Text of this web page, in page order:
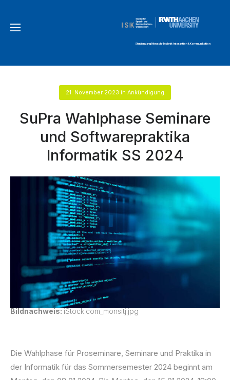
Studiengang Mensch-Technik-Interaktion & Kommunikation
21. November 2023 in Ankündigung
SuPra Wahlphase Seminare
und Softwarepraktika
Informatik SS 2024
Bildnachweis:iStock.com_monsitj.jpg
Die Wahlphase für Proseminare, Seminare und Praktika in
der Informatik für das Sommersemester 2024 beginnt am